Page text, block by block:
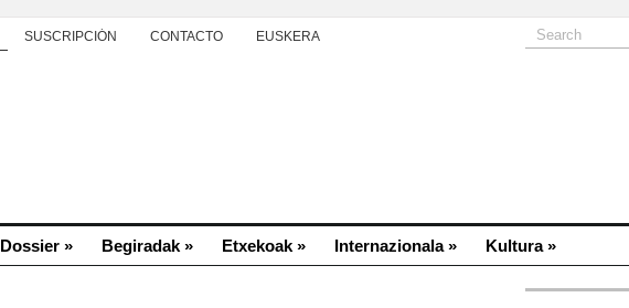
SUSCRIPCIÓN CONTACTO EUSKERA
Dossier » Begiradak » Etxekoak » Internazionala» Kultura»